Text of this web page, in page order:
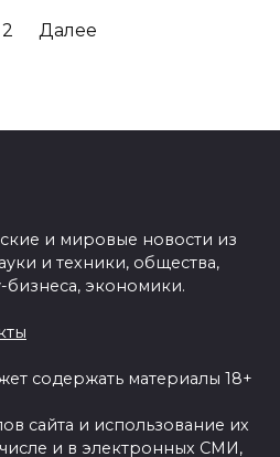
2 Далее
и мировые новости из
и техники, общества,
бизнеса, экономики.
содержать материалы 18+
сайта и использование их
и в электронных СМИ,